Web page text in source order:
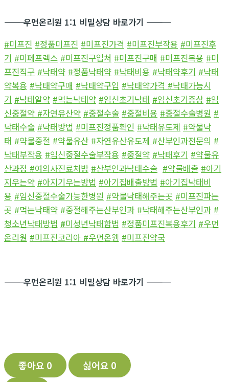
―――――――――――우먼온리원 1:1 비밀상담 바로가기 ―――――――――――
#미프진 #정품미프진 #미프진가격 #미프진부작용 #미프진후
기 #미페프렉스 #미프진구입처 #미프진구매 #미프진복용 #미
프진직구 #낙태약 #정품낙태약 #낙태비용 #낙태약후기 #낙태
약복용 #낙태약구매 #낙태약구입 #낙태약가격 #낙태가능시
기 #낙태알약 #먹는낙태약 #임신초기낙태 #임신초기증상 #임
신중절약 #자연유산약 #중절수술 #중절비용 #중절수술병원 #
낙태수술 #낙태방법 #미프진정품확인 #낙태유도제 #약물낙
태 #약물중절 #약물유산 #자연유산유도제 #산부인과전문의 #
낙태부작용 #임신중절수술부작용 #중절약 #낙태후기 #약물유
산과정 #여의사진료처방 #산부인과낙태수술 #약물배출 #아기
지우는약 #아지기우는방법 #아기집배출방법 #아기집낙태비
용 #임신중절수술가능한병원 #약물낙태해주는곳 #미프진파는
곳 #먹는낙태약 #중절해주는산부인과 #낙태해주는산부인과 #
청소년낙태방법 #미성년낙태합법 #정품미프진복용후기 #우먼
온리원 #미프진코리아 #우먼온웹 #미프진약국
―――――――――――우먼온리원 1:1 비밀상담 바로가기 ―――――――――――
좋아요 0 싫어요 0